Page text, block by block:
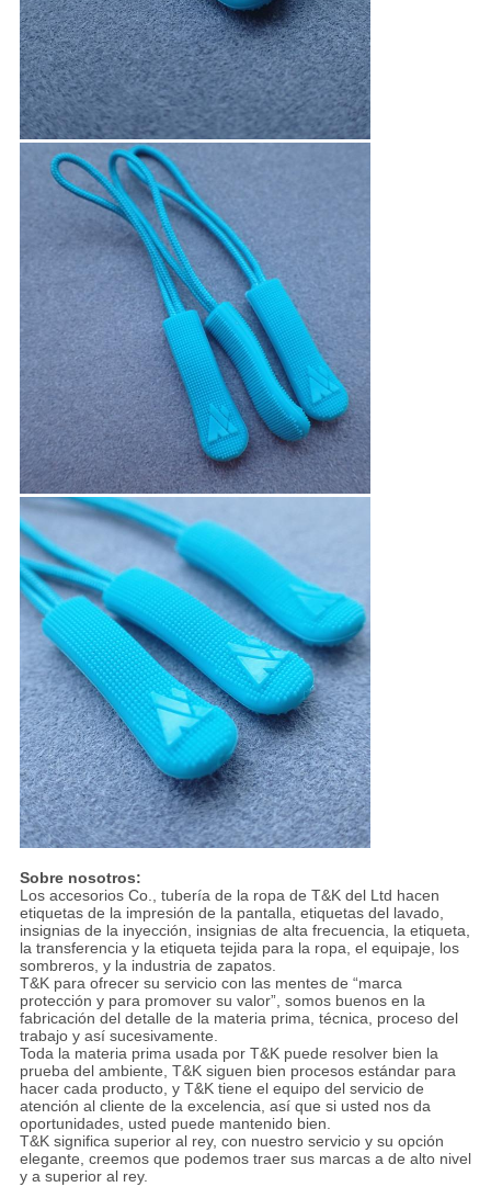
Sobre nosotros:
Los accesorios Co., tubería de la ropa de T&K del Ltd hacen
etiquetas de la impresión de la pantalla, etiquetas del lavado,
insignias de la inyección, insignias de alta frecuencia, la etiqueta,
la transferencia y la etiqueta tejida para la ropa, el equipaje, los
sombreros, y la industria de zapatos.
T&K para ofrecer su servicio con las mentes de “marca
protección y para promover su valor”, somos buenos en la
fabricación del detalle de la materia prima, técnica, proceso del
trabajo y así sucesivamente.
Toda la materia prima usada por T&K puede resolver bien la
prueba del ambiente, T&K siguen bien procesos estándar para
hacer cada producto, y T&K tiene el equipo del servicio de
atención al cliente de la excelencia, así que si usted nos da
oportunidades, usted puede mantenido bien.
T&K significa superior al rey, con nuestro servicio y su opción
elegante, creemos que podemos traer sus marcas a de alto nivel
y a superior al rey.